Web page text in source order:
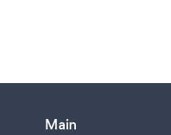
Main